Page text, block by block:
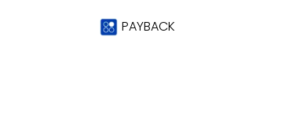
PAYBACK